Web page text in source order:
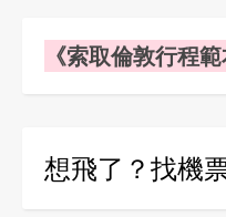
《索取倫敦行程範
想飛了？找機